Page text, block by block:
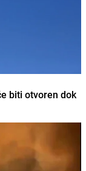
biti otvoren dok